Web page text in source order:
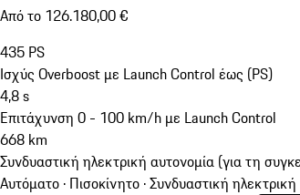
Από το 126.180,00 €
435 PS
Ισχύς Overboost με Launch Control έως (PS)
4,8s
Επιτάχυνση 0 - 100 km/h με Launch Control
668 km
Συνδυαστική ηλεκτρική αυτονομία (για τη
Αυτόματο · Πισοκίνητο ·Συνδυαστική